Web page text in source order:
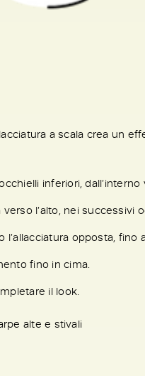
a scala crea un
inferiori, dall’interno
l’alto, nei successivi
l’allacciatura opposta, fino
fino in cima.
il look.
alte e stivali